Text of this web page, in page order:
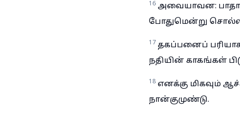
16 அவையாவன:
போதுமென்று
17 தகப்பனைப்
நதியின் காகங்கள்
18 எனக்கு மிகவும்
நான்குமுண்டு.